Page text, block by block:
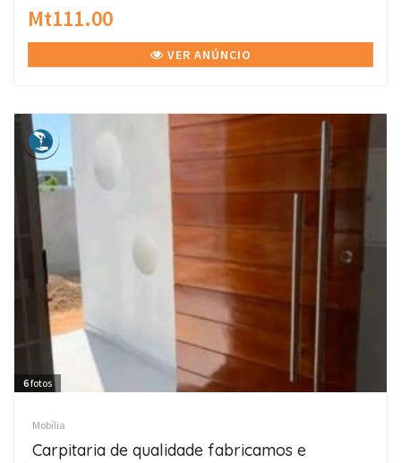
Mt111.00
VER ANÚNCIO
6fotos
Mobília
Carpitaria de qualidade fabricamos e